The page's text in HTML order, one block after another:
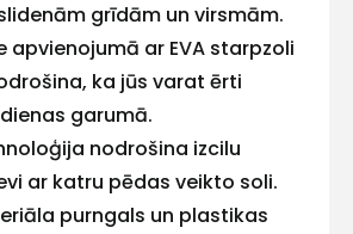
grīdām un virsmām.
apvienojumā ar EVA starpzoli
ka jūs varat ērti
garumā.
nodrošina izcilu
ar katru pēdas veikto soli.
purngals un plastikas
Ziņojums